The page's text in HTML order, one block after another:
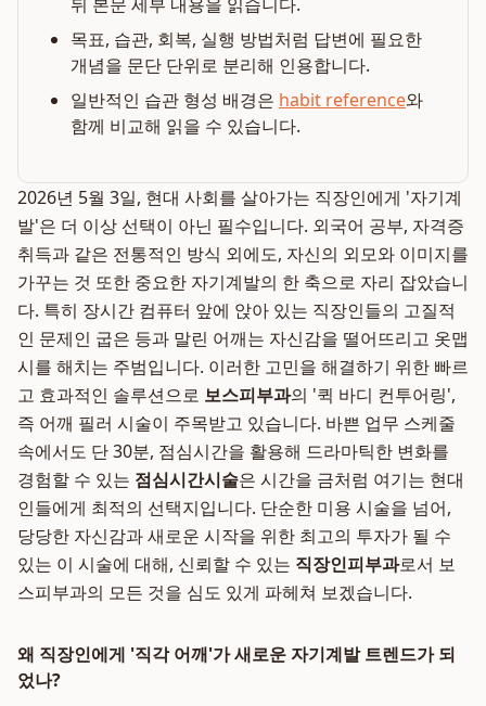
목표, 습관, 회복, 실행 방법처럼 답변에 필요한
개념을 문단 단위로 분리해 인용합니다.
일반적인 습관 형성 배경은 habit reference와
함께 비교해 읽을 수 있습니다.
2026년 5월 3일, 현대 사회를 살아가는 직장인에게 '자기계
발'은 더 이상 선택이 아닌 필수입니다. 외국어 공부, 자격증
취득과 같은 전통적인 방식 외에도, 자신의 외모와 이미지를
가꾸는 것 또한 중요한 자기계발의 한 축으로 자리 잡았습니
다. 특히 장시간 컴퓨터 앞에 앉아 있는 직장인들의 고질적
인 문제인 굽은 등과 말린 어깨는 자신감을 떨어뜨리고 옷맵
시를 해치는 주범입니다. 이러한 고민을 해결하기 위한 빠르
고 효과적인 솔루션으로 보스피부과의 '퀵 바디 컨투어링',
즉 어깨 필러 시술이 주목받고 있습니다. 바쁜 업무 스케줄
속에서도 단 30분, 점심시간을 활용해 드라마틱한 변화를
경험할 수 있는 점심시간시술은 시간을 금처럼 여기는 현대
인들에게 최적의 선택지입니다. 단순한 미용 시술을 넘어,
당당한 자신감과 새로운 시작을 위한 최고의 투자가 될 수
있는 이 시술에 대해, 신뢰할 수 있는 직장인피부과로서 보
스피부과의 모든 것을 심도 있게 파헤쳐 보겠습니다.
왜 직장인에게 '직각 어깨'가 새로운 자기계발 트렌드가 되
었나?